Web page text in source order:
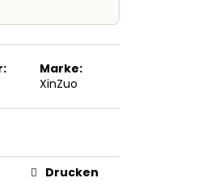
Marke:
XinZuo
Drucken